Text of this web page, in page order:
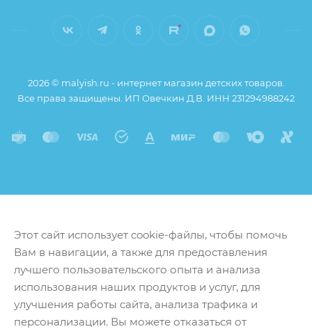
2026 © malyish.ru - интернет магазин детских товаров.
Все права защищены. ИП Овечкин Д.В. ИНН 231294988242
Этот сайт использует cookie-файлы, чтобы помочь
Вам в навигации, а также для предоставления
лучшего пользовательского опыта и анализа
использования наших продуктов и услуг, для
улучшения работы сайта, анализа трафика и
персонализации. Вы можете отказаться от